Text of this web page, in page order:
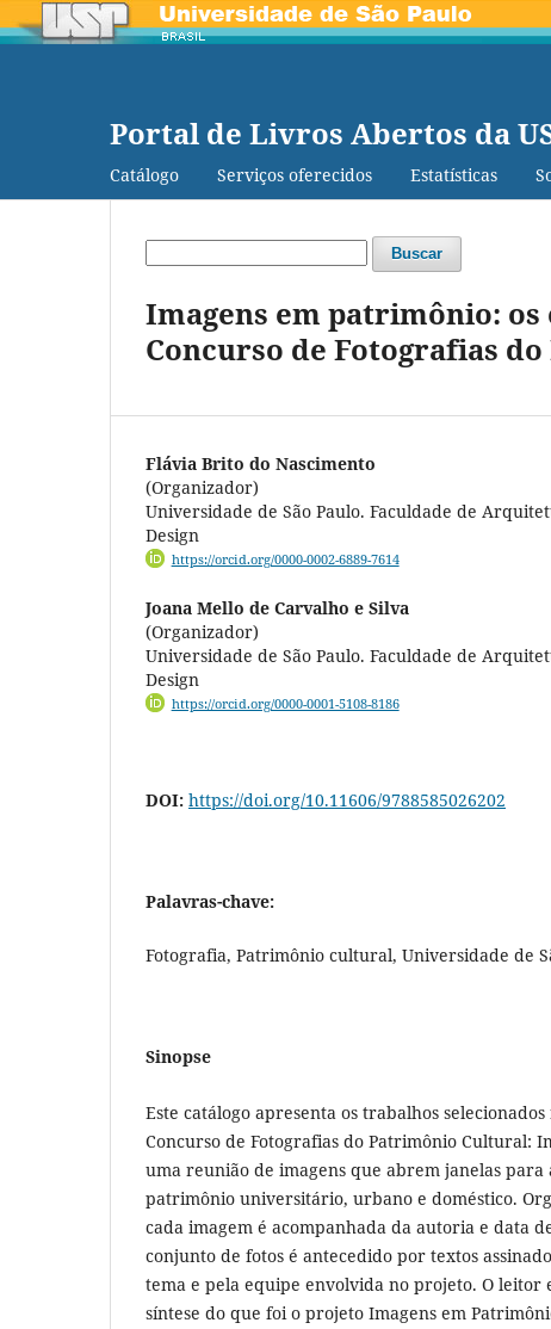
Portal de Livros Abertos da
Catálogo Serviços oferecidos Estatísticas
Buscar
Imagens em patrimônio:
Concurso de Fotografias
Flávia Brito do Nascimento
(Organizador)
Universidade de São Paulo. Faculdade de
Design
https://orcid.org/0000-0002-6889-7614
Joana Mello de Carvalho e Silva
(Organizador)
Universidade de São Paulo. Faculdade de
Design
https://orcid.org/0000-0001-5108-8186
DOI: https://doi.org/10.11606/9788585026202
Palavras-chave:
Fotografia, Patrimônio cultural, Universidade de
Sinopse
Este catálogo apresenta os trabalhos
Concurso de Fotografias do Patrimônio Cultural:
uma reunião de imagens que abrem janelas para
patrimônio universitário, urbano e doméstico.
cada imagem é acompanhada da autoria e data
conjunto de fotos é antecedido por textos
tema e pela equipe envolvida no projeto. O leitor
síntese do que foi o projeto Imagens em